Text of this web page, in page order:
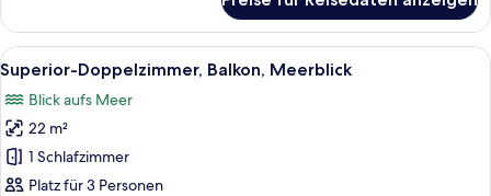
Stadtblick
Alle
Fotos
für
Superior-
Doppelzimmer,
Balkon,
Ein ordentlich bezogenes Bett in
9
Superior-Doppelzimmer, Balkon, Meerblick
Blick aufs Meer
22 m²
1 Schlafzimmer
Platz für 3 Personen